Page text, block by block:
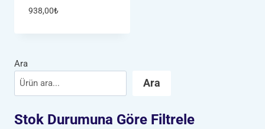
938,00₺
Ara
Ara
Stok Durumuna Göre Filtrele